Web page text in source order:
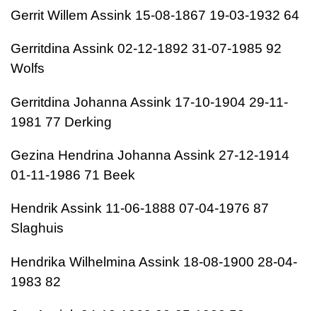
Gerrit Willem Assink 15-08-1867 19-03-1932 64
Gerritdina Assink 02-12-1892 31-07-1985 92
Wolfs
Gerritdina Johanna Assink 17-10-1904 29-11-
1981 77 Derking
Gezina Hendrina Johanna Assink 27-12-1914
01-11-1986 71 Beek
Hendrik Assink 11-06-1888 07-04-1976 87
Slaghuis
Hendrika Wilhelmina Assink 18-08-1900 28-04-
1983 82